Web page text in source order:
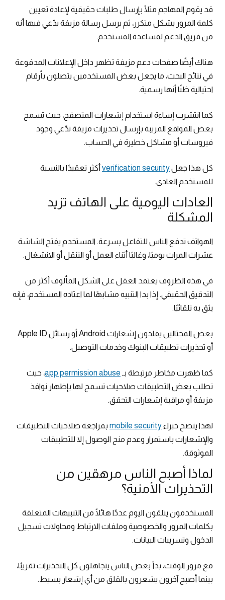
قد يقوم المهاجم مثلًا بإرسال طلبات حقيقية لإعادة تعيين
كلمة المرور بشكل متكرر، ثم يرسل رسالة مزيفة يدّعي فيها أنه
من فريق الدعم لمساعدة المستخدم.
هناك أيضًا صفحات دعم مزيفة تظهر داخل الإعلانات المدفوعة
في نتائج البحث، ما يجعل بعض المستخدمين يتصلون بأرقام
احتيالية ظنًا أنها رسمية.
كما انتشرت إساءة استخدام إشعارات المتصفح، حيث تسمح
بعض المواقع المريبة بإرسال تحذيرات مزيفة تدّعي وجود
فيروسات أو مشاكل خطيرة في الحساب.
كل هذا جعلverification security أكثر تعقيدًا بالنسبة
للمستخدم العادي.
العادات اليومية على الهاتف تزيد
المشكلة
الهواتف تدفع الناس للتفاعل بسرعة. المستخدم يفتح الشاشة
عشرات المرات يوميًا، وغالبًا أثناء العمل أو التنقل أو الانشغال.
في هذه الظروف يعتمد العقل على الشكل المألوف أكثر من
التدقيق الحقيقي. إذا بدا التنبيه مشابهًا لما اعتاده المستخدم، فإنه
يثق به تلقائيًا.
بعض المحتالين يقلدون إشعارات Android أو رسائل Apple ID
أو تحذيرات تطبيقات البنوك وخدمات التوصيل.
كما ظهرت مخاطر مرتبطة بـ app permission abuse، حيث
تطلب بعض التطبيقات صلاحيات تسمح لها بإظهار نوافذ
مزيفة أو مراقبة إشعارات التحقق.
لهذا ينصح خبراءmobile security بمراجعة صلاحيات التطبيقات
والإشعارات باستمرار وعدم منح الوصول إلا للتطبيقات
الموثوقة.
لماذا أصبح الناس مرهقين من
التحذيرات الأمنية؟
المستخدمون يتلقون اليوم عددًا هائلًا من التنبيهات المتعلقة
بكلمات المرور والخصوصية وملفات الارتباط ومحاولات تسجيل
الدخول وتسريبات البيانات.
مع مرور الوقت، بدأ بعض الناس يتجاهلون كل التحذيرات تقريبًا،
بينما أصبح آخرون يشعرون بالقلق من أي إشعار بسيط.